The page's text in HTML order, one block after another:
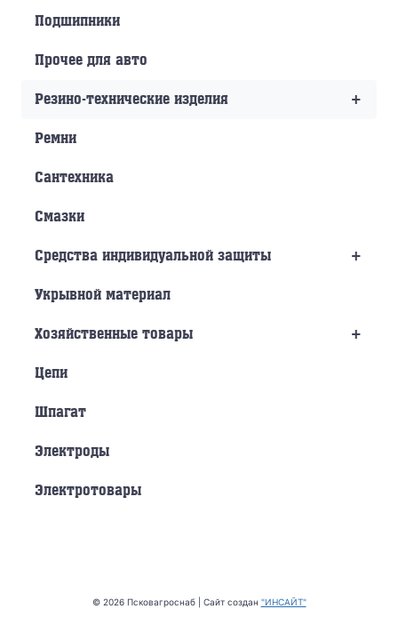
Подшипники
Прочее для авто
+
Резино-технические изделия
Ремни
Сантехника
Смазки
+
Средства индивидуальной защиты
Укрывной материал
+
Хозяйственные товары
Цепи
Шпагат
Электроды
Электротовары
© 2026 Псковагроснаб | Сайт создан "ИНСАЙТ"